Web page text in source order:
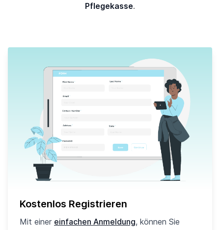
Pflegekasse.
Kostenlos Registrieren
Mit einer einfachen Anmeldung, können Sie